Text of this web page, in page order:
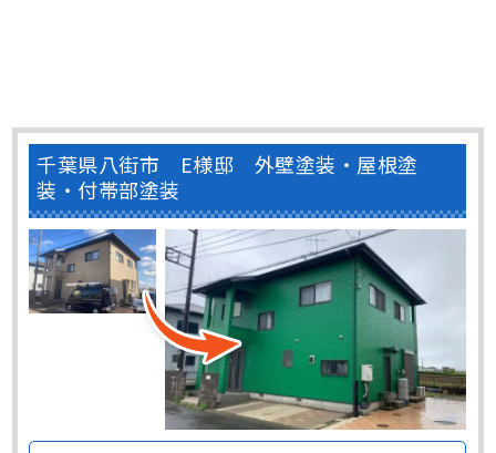
千葉県八街市 E様邸 外壁塗装・屋根塗
装・付帯部塗装